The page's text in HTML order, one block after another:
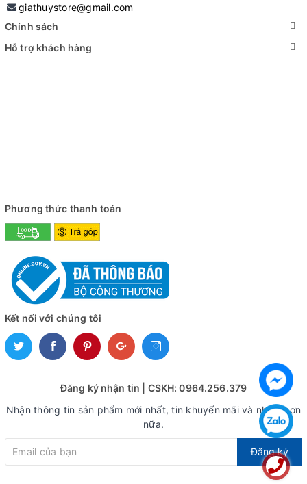
giathuystore@gmail.com
Chính sách
Hỗ trợ khách hàng
Phương thức thanh toán
Kết nối với chúng tôi
Đăng ký nhận tin | CSKH: 0964.256.379
Nhận thông tin sản phẩm mới nhất, tin khuyến mãi và nhiều hơn
nữa.
Đăng ký